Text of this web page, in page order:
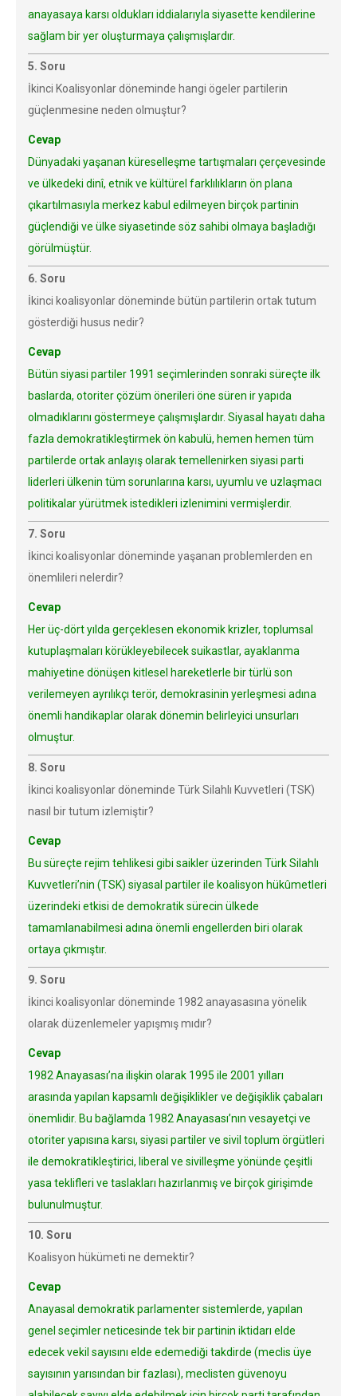
anayasaya karsı oldukları iddialarıyla siyasette kendilerine
sağlam bir yer oluşturmaya çalışmışlardır.
5. Soru
İkinci Koalisyonlar döneminde hangi ögeler partilerin
güçlenmesine neden olmuştur?
Cevap
Dünyadaki yaşanan küreselleşme tartışmaları çerçevesinde
ve ülkedeki dinî, etnik ve kültürel farklılıkların ön plana
çıkartılmasıyla merkez kabul edilmeyen birçok partinin
güçlendiği ve ülke siyasetinde söz sahibi olmaya başladığı
görülmüştür.
6. Soru
İkinci koalisyonlar döneminde bütün partilerin ortak tutum
gösterdiği husus nedir?
Cevap
Bütün siyasi partiler 1991 seçimlerinden sonraki süreçte ilk
baslarda, otoriter çözüm önerileri öne süren ir yapıda
olmadıklarını göstermeye çalışmışlardır. Siyasal hayatı daha
fazla demokratikleştirmek ön kabulü, hemen hemen tüm
partilerde ortak anlayış olarak temellenirken siyasi parti
liderleri ülkenin tüm sorunlarına karsı, uyumlu ve uzlaşmacı
politikalar yürütmek istedikleri izlenimini vermişlerdir.
7. Soru
İkinci koalisyonlar döneminde yaşanan problemlerden en
önemlileri nelerdir?
Cevap
Her üç-dört yılda gerçeklesen ekonomik krizler, toplumsal
kutuplaşmaları körükleyebilecek suikastlar, ayaklanma
mahiyetine dönüşen kitlesel hareketlerle bir türlü son
verilemeyen ayrılıkçı terör, demokrasinin yerleşmesi adına
önemli handikaplar olarak dönemin belirleyici unsurları
olmuştur.
8. Soru
İkinci koalisyonlar döneminde Türk Silahlı Kuvvetleri (TSK)
nasıl bir tutum izlemiştir?
Cevap
Bu süreçte rejim tehlikesi gibi saikler üzerinden Türk Silahlı
Kuvvetleri’nin (TSK) siyasal partiler ile koalisyon hükûmetleri
üzerindeki etkisi de demokratik sürecin ülkede
tamamlanabilmesi adına önemli engellerden biri olarak
ortaya çıkmıştır.
9. Soru
İkinci koalisyonlar döneminde 1982 anayasasına yönelik
olarak düzenlemeler yapışmış mıdır?
Cevap
1982 Anayasası’na ilişkin olarak 1995 ile 2001 yılları
arasında yapılan kapsamlı değişiklikler ve değişiklik çabaları
önemlidir. Bu bağlamda 1982 Anayasası’nın vesayetçi ve
otoriter yapısına karsı, siyasi partiler ve sivil toplum örgütleri
ile demokratikleştirici, liberal ve sivilleşme yönünde çeşitli
yasa teklifleri ve taslakları hazırlanmış ve birçok girişimde
bulunulmuştur.
10. Soru
Koalisyon hükümeti ne demektir?
Cevap
Anayasal demokratik parlamenter sistemlerde, yapılan
genel seçimler neticesinde tek bir partinin iktidarı elde
edecek vekil sayısını elde edemediği takdirde (meclis üye
sayısının yarısından bir fazlası), meclisten güvenoyu